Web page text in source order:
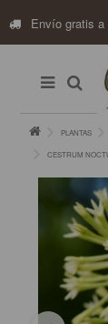
Envío gratis a
PLANTAS
CESTRUM